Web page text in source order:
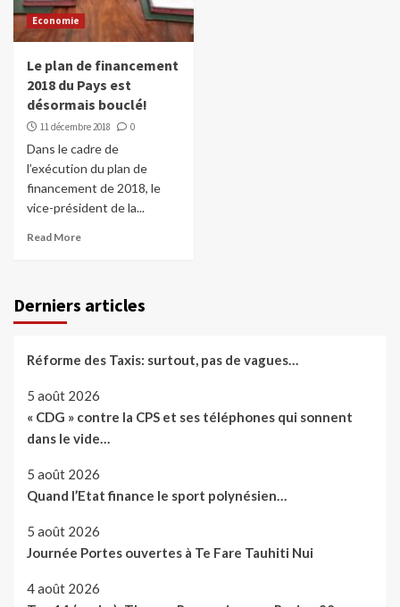
Economie
Le plan de financement
2018 du Pays est
désormais bouclé!
11 décembre 2018 0
Dans le cadre de
l’exécution du plan de
financement de 2018, le
vice-président de la...
Read More
Derniers articles
Réforme des Taxis: surtout, pas de vagues…
5 août 2026
« CDG » contre la CPS et ses téléphones qui sonnent
dans le vide…
5 août 2026
Quand l’Etat finance le sport polynésien…
5 août 2026
Journée Portes ouvertes à Te Fare Tauhiti Nui
4 août 2026